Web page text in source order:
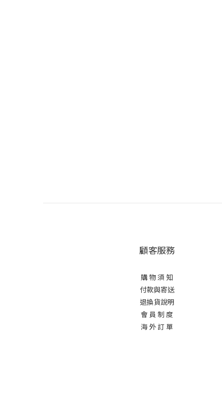
顧客服務
購 物 須 知
付款與寄送
退換貨說明
會 員 制 度
海 外 訂 單